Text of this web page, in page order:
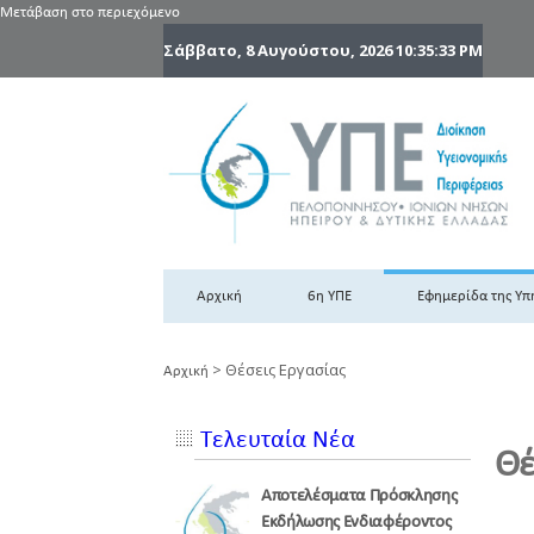
Μετάβαση στο περιεχόμενο
Σάββατο, 8 Αυγούστου, 202610:35:34 PM
Αρχική 6η ΥΠΕ Εφημερίδα της
Αρχική > Θέσεις Εργασίας
Τελευταία Νέα
Αποτελέσματα Πρόσκλησης
Εκδήλωσης Ενδιαφέροντος